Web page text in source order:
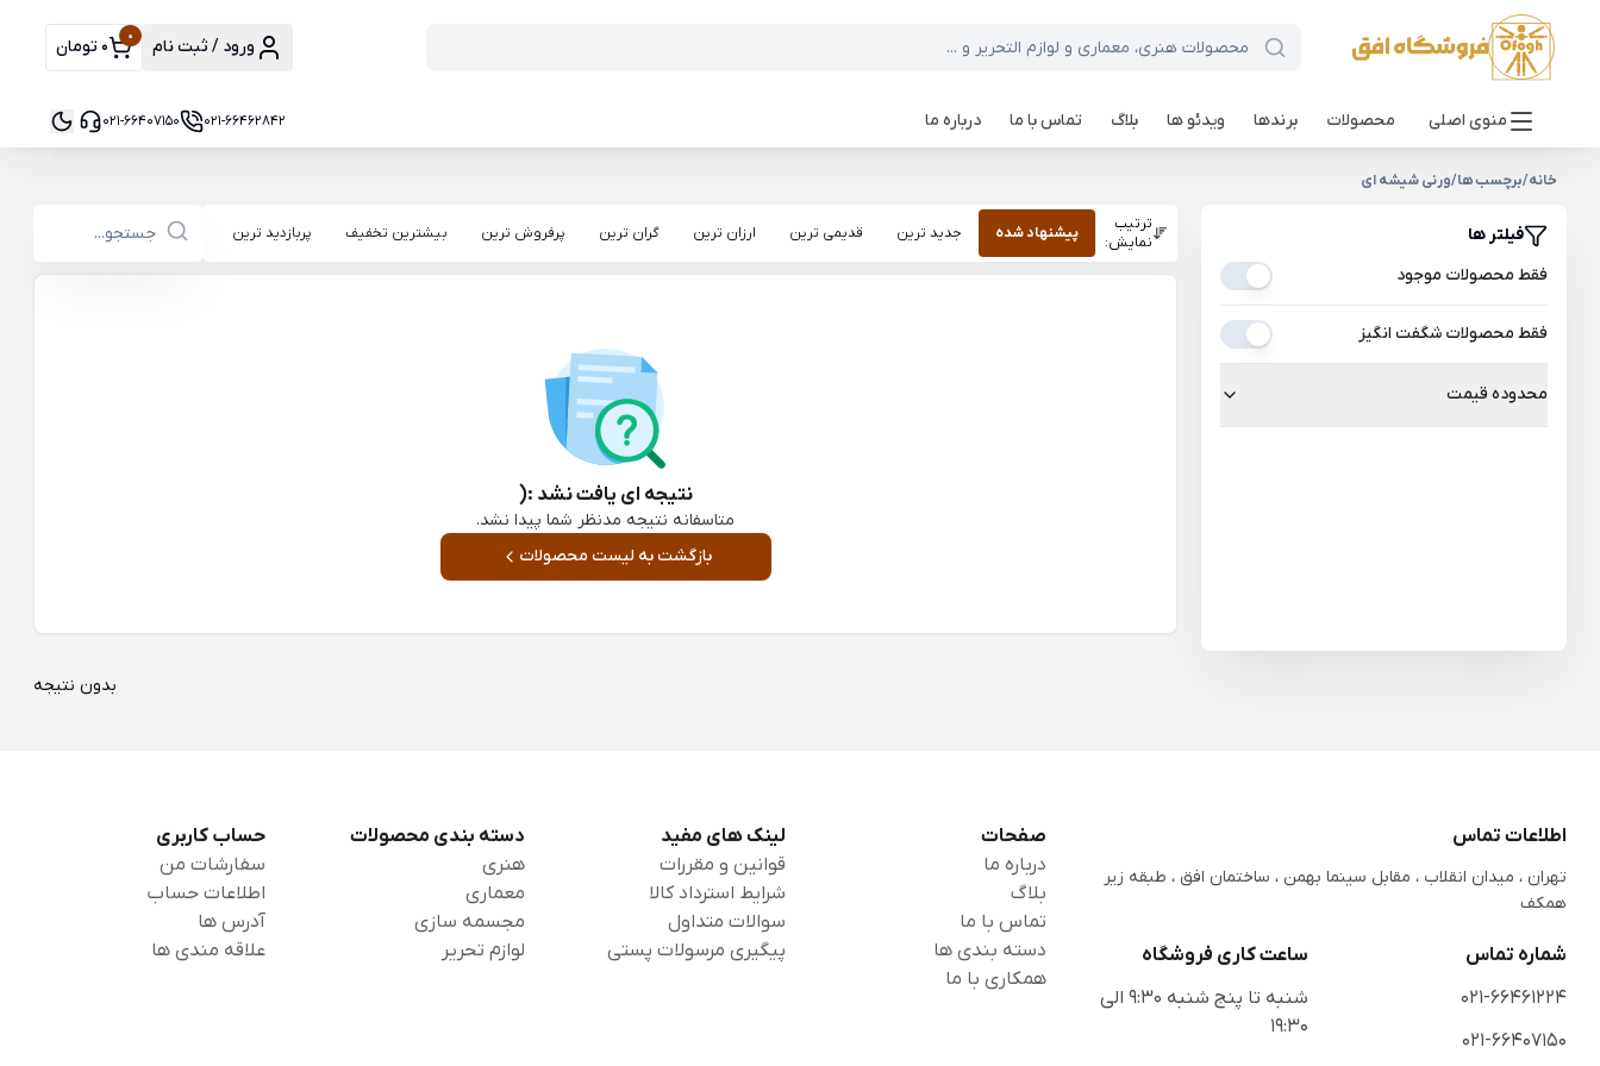
ورود / ثبت نام 0 0 تومان
منوی اصلی محصولات برندها ویدئو ها بلاگ تماس با ما درباره ما 021-66462842
021-66407150
خانه/برچسب ها/ورنی شیشه ای
فیلتر ها
فقط محصولات موجود
فقط محصولات شگفت انگیز
محدوده قیمت
ترتیب
نمایش:
پیشنهاد شده جدید ترین قدیمی ترین ارزان ترین گران ترین پرفروش ترین بیشترین تخفیف پربازدید ترین
نتیجه ای یافت نشد :(
متاسفانه نتیجه مدنظر شما پیدا نشد.
بازگشت به لیست محصولات
بدون نتیجه
اطلاعات تماس
تهران ، میدان انقلاب ، مقابل سینما بهمن ، ساختمان افق ، طبقه زیر
همکف
شماره تماس
021-66461224
021-66407150
ساعت کاری فروشگاه
شنبه تا پنج شنبه 9:30 الی
19:30
صفحات
درباره ما
بلاگ
تماس با ما
دسته بندی ها
همکاری با ما
لینک های مفید
قوانین و مقررات
شرایط استرداد کالا
سوالات متداول
پیگیری مرسولات پستی
دسته بندی محصولات
هنری
معماری
مجسمه سازی
لوازم تحریر
حساب کاربری
سفارشات من
اطلاعات حساب
آدرس ها
علاقه مندی ها